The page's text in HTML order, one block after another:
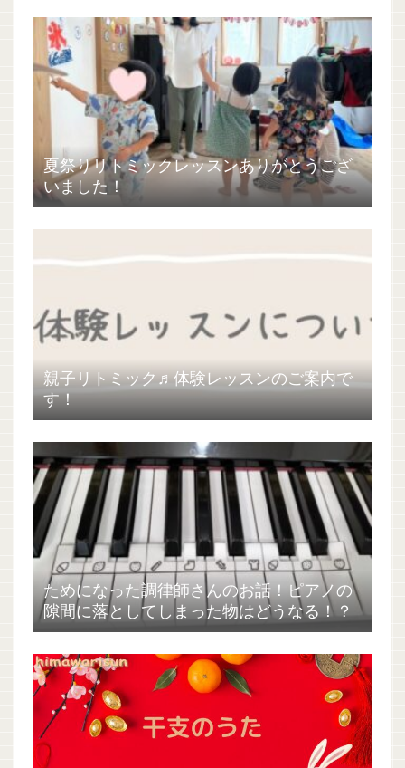
夏祭りリトミックレッスンありがとうござ
いました！
親子リトミック♬体験レッスンのご案内で
す！
ためになった調律師さんのお話！ピアノの
隙間に落としてしまった物はどうなる！？